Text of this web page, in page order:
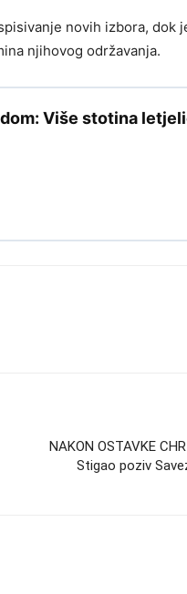
novih izbora, dok
njihovog održavanja.
Više stotina
NAKON OSTAVKE
Stigao poziv